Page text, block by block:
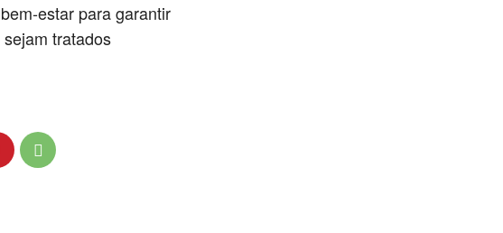
estar para garantir
tratados